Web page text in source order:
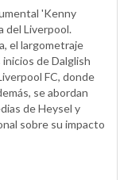
'Kenny
del Liverpool.
el largometraje
de Dalglish
FC, donde
se abordan
de Heysel y
sobre su impacto